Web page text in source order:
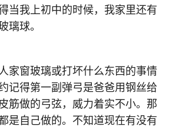
当我上初中的时候，我家里还有
璃球。
家窗玻璃或打坏什么东西的事情
记得第一副弹弓是爸爸用钢丝给
筋做的弓弦，威力着实不小。那
是自己做的。不知道现在有没有